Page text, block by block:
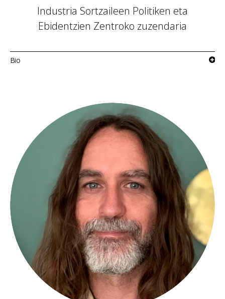
Industria Sortzaileen Politiken eta
Ebidentzien Zentroko zuzendaria
Bio